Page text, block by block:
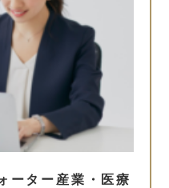
ター産業・医療